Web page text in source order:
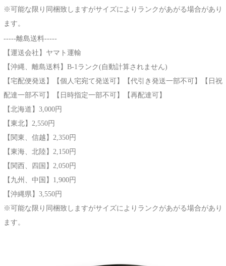
※可能な限り同梱致しますがサイズによりランクがあがる場合があり
ます。
-----離島送料-----
【運送会社】ヤマト運輸
【沖縄、離島送料】B-1ランク(自動計算されません)
【宅配便発送】【個人宅宛て発送可】【代引き発送一部不可】【日祝
配達一部不可】【日時指定一部不可】【再配達可】
【北海道】3,000円
【東北】2,550円
【関東、信越】2,350円
【東海、北陸】2,150円
【関西、四国】2,050円
【九州、中国】1,900円
【沖縄県】3,550円
※可能な限り同梱致しますがサイズによりランクがあがる場合があり
ます。